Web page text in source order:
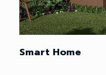
Smart Home